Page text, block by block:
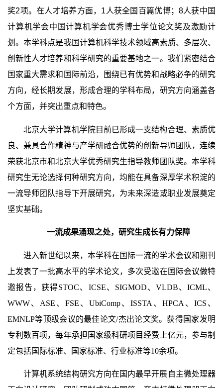
奖2项。在人才培养方面，1人获全国百篇优博；8人获中国
计算机学会中国计算机学会优秀博士学位论文奖及激励计
划。本学科点是我国计算机科学技术领域高素质、多层次、
创新性人才培养和科学研究的重要基地之一。我们紧密结合
国家重大需求和国际前沿，围绕已有优势和战略必争的研究
方向，经长期发展，形成合理的学科布局，研究方向涵盖各
个方面，并突出重点和特色。
北京大学计算机学院目前已形成一支结构合理、素质优
良、兼具合作精神与产学研融合优势的创新导师团队，连续
荣获北京市和北京大学优秀研究生指导教师团队奖。本学科
研究生无论选择何种研究方向，均能在具备深厚学术积淀的
一流导师团队指导下开展研究，为未来深造或职业发展奠定
坚实基础。
一流成果涌现之处，研究生成长有力保障
进入新世纪以来，本学科在国际一流的学术会议和期刊
上发表了一批高水平的学术论文，多次受邀在国际会议做特
邀报告，获得STOC、ICSE、SIGMOD、VLDB、ICML、
WWW、ASE、FSE、UbiComp、ISSTA、HPCA、ICS、
EMNLP等顶级会议的最佳论文/杰出论文奖。获得国家发明
专利数百项，每年承担国家级科研项目经费上亿元，参与制
定包括国际标准、国家标准、行业标准等10余项。
计算机系统结构研究方向在国内最早开展自主微处理器